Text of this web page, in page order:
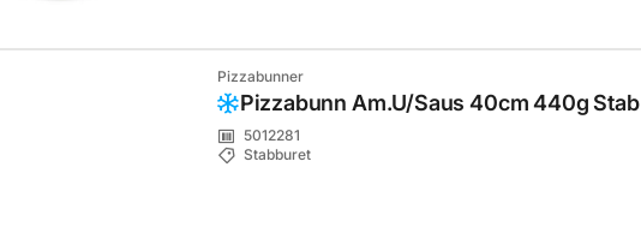
Pizzabunner
Pizzabunn Am.U/Saus 40cm 440g Stab
5012281
Stabburet